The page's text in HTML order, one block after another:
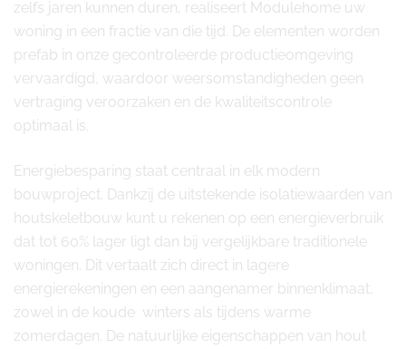
zelfs jaren kunnen duren, realiseert Modulehome uw
woning in een fractie van die tijd. De elementen worden
prefab in onze gecontroleerde productieomgeving
vervaardigd, waardoor weersomstandigheden geen
vertraging veroorzaken en de kwaliteitscontrole
optimaal is.
Energiebesparing staat centraal in elk modern
bouwproject. Dankzij de uitstekende isolatiewaarden van
houtskeletbouw kunt u rekenen op een energieverbruik
dat tot 60% lager ligt dan bij vergelijkbare traditionele
woningen. Dit vertaalt zich direct in lagere
energierekeningen en een aangenamer binnenklimaat,
zowel in de koude winters als tijdens warme
zomerdagen. De natuurlijke eigenschappen van hout